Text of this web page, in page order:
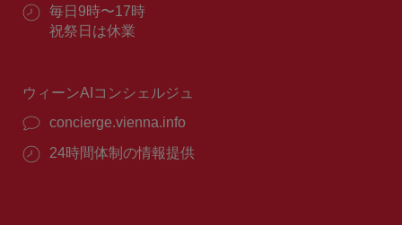
ル：
番
号：
営
業
毎日9時〜17時
祝祭日は休業
ウィーンAIコンシェルジュ
concierge.vienna.info
24時間体制の情報提供